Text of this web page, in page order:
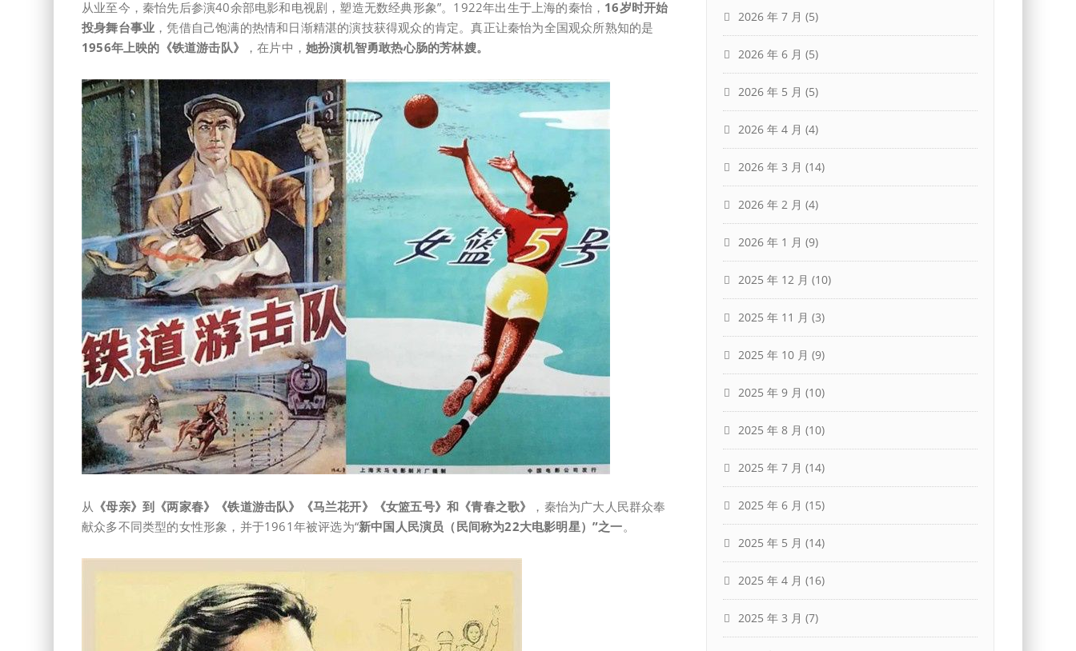
从业至今，秦怡先后参演40余部电影和电视剧，塑造无数经典形象”。1922年出生于上海的秦怡， 16岁时开始
投身舞台事业 ，凭借自己饱满的热情和日渐精湛的演技获得观众的肯定。真正让秦怡为全国观众所熟知的是
1956年上映的《铁道游击队》
，在片中， 她扮演机智勇敢热心肠的芳林嫂。
从 《母亲》到《两家春》《铁道游击队》《马兰花开》《女篮五号》和《青春之歌》
，秦怡为广大人民群众奉
献众多不同类型的女性形象，并于1961年被评选为“新中国人民演员（民间称为22大电影明星）”之一。
2026 年 7 月 (5)
2026 年 6 月 (5)
2026 年 5 月 (5)
2026 年 4 月 (4)
2026 年 3 月 (14)
2026 年 2 月 (4)
2026 年 1 月 (9)
2025 年 12 月 (10)
2025 年 11 月 (3)
2025 年 10 月 (9)
2025 年 9 月 (10)
2025 年 8 月 (10)
2025 年 7 月 (14)
2025 年 6 月 (15)
2025 年 5 月 (14)
2025 年 4 月 (16)
2025 年 3 月 (7)